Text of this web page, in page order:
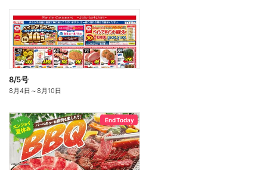
8/5号
8月4日 ～8月10日
End Today